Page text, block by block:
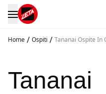
Home / Ospiti / Tananai Ospite In
Tananai